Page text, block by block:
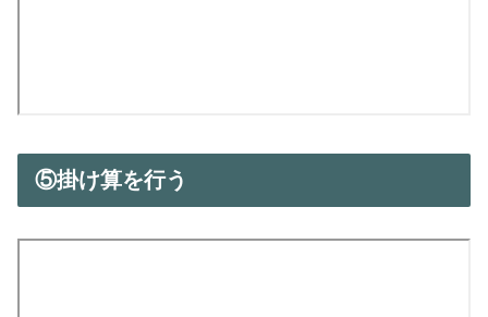
⑤掛け算を行う